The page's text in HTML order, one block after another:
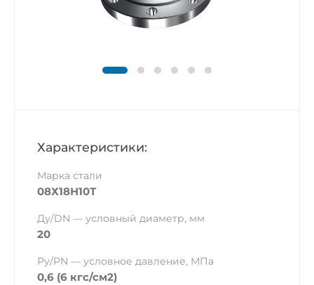
Характеристики:
Марка стали
08Х18Н10Т
Ду/DN — условный диаметр, мм
20
Ру/PN — условное давление, МПа
0,6 (6 кгс/см2)